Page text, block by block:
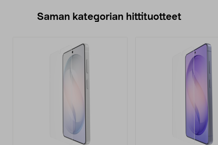
Saman kategorian hittituotteet